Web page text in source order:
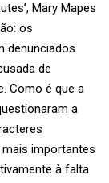
Mary Mapes
os
denunciados
de
Como é que a
a
importantes
à falta